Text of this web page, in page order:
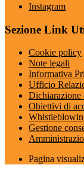
Instagram
Sezione Link
Cookie policy
Note legali
Informativa
Ufficio
Dichiarazione
Obiettivi di
Gestione
Pagina